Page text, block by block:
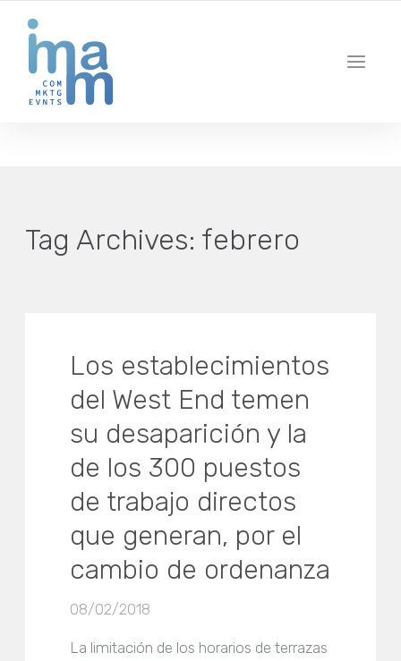
IBIZA · MADRID · BARCELONA
Tag Archives: febrero
Los establecimientos
del West End temen
su desaparición y la
de los 300 puestos
de trabajo directos
que generan, por el
cambio de ordenanza
08/02/2018
La limitación de los horarios de terrazas